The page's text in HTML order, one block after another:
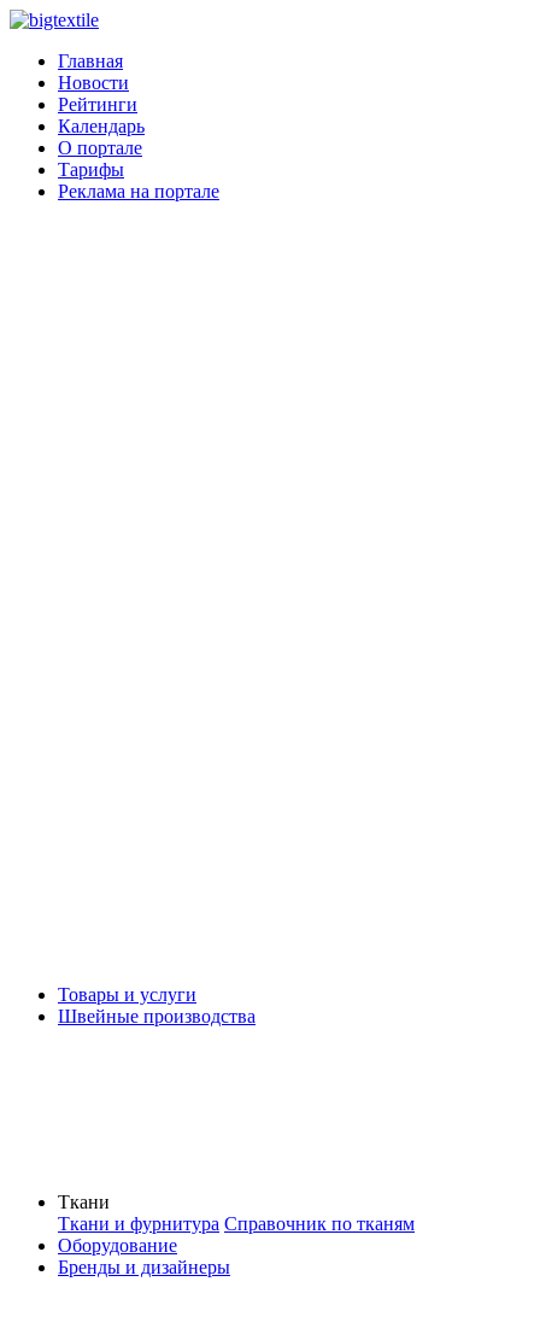
Главная
Новости
Рейтинги
Календарь
О портале
Тарифы
Реклама на портале
Товары и услуги
Швейные производства
Ткани
Ткани и фурнитура Справочник по тканям
Оборудование
Бренды и дизайнеры